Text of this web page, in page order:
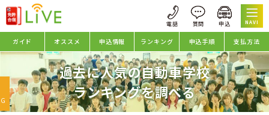
NAVI
ガイド オススメ 申込情報 ランキング 申込手順 支払方法
過去に人気の自動車学校
ランキングを調べる